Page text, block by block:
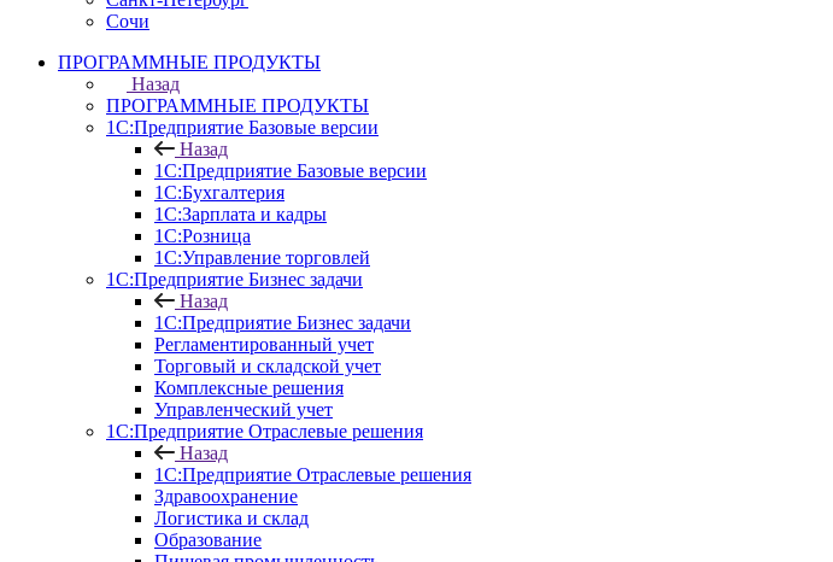
Сочи
ПРОГРАММНЫЕ ПРОДУКТЫ
Назад
ПРОГРАММНЫЕ ПРОДУКТЫ
1С:Предприятие Базовые версии
Назад
1С:Предприятие Базовые версии
1С:Бухгалтерия
1С:Зарплата и кадры
1С:Розница
1С:Управление торговлей
1С:Предприятие Бизнес задачи
Назад
1С:Предприятие Бизнес задачи
Регламентированный учет
Торговый и складской учет
Комплексные решения
Управленческий учет
1С:Предприятие Отраслевые решения
Назад
1С:Предприятие Отраслевые решения
Здравоохранение
Логистика и склад
Образование